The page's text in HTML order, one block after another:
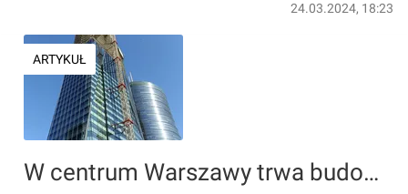
24.03.2024, 18:23
ARTYKUŁ
W centrum Warszawy trwa budowa 174-metrowego wieżowca The Bridge [FILMY+ZDJĘCIA]